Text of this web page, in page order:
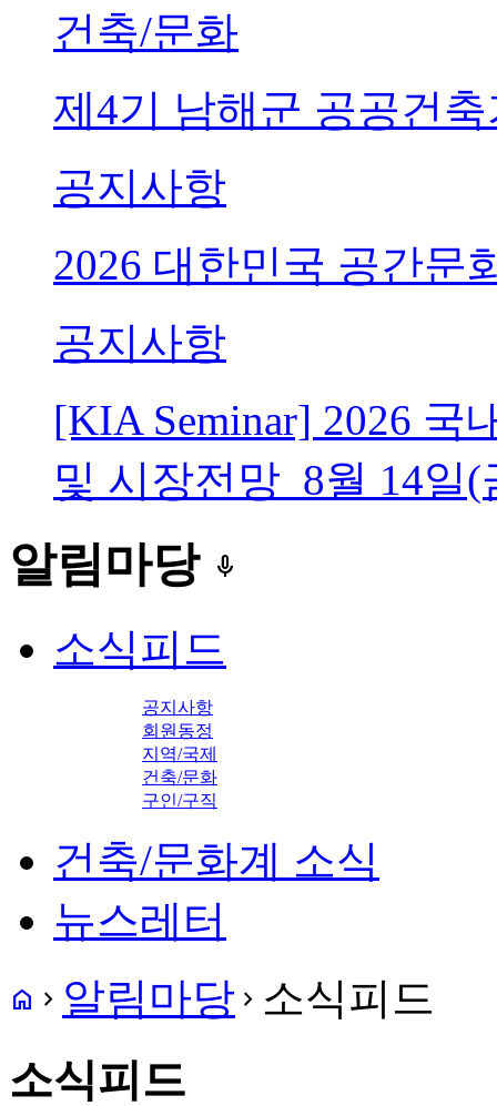
건축/문화
제4기 남해군 공공건
공지사항
2026 대한민국 공간문
공지사항
[KIA Seminar] 2026 국
및 시장전망_8월 14일(
알림마당 keyboard_voice
소식피드
공지사항
회원동정
지역/국제
건축/문화
구인/구직
건축/문화계 소식
뉴스레터
home navigate_next 알림마당 navigate_next 소식피드
소식피드